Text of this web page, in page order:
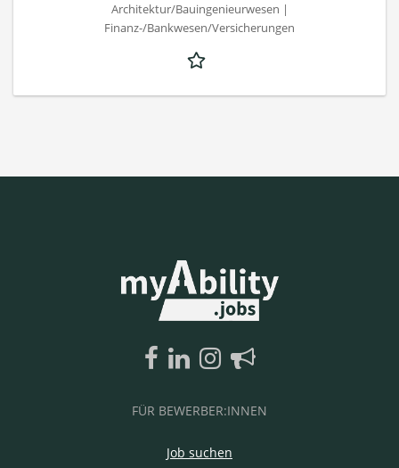
Architektur/Bauingenieurwesen |
Finanz-/Bankwesen/Versicherungen
FÜR BEWERBER:INNEN
Job suchen